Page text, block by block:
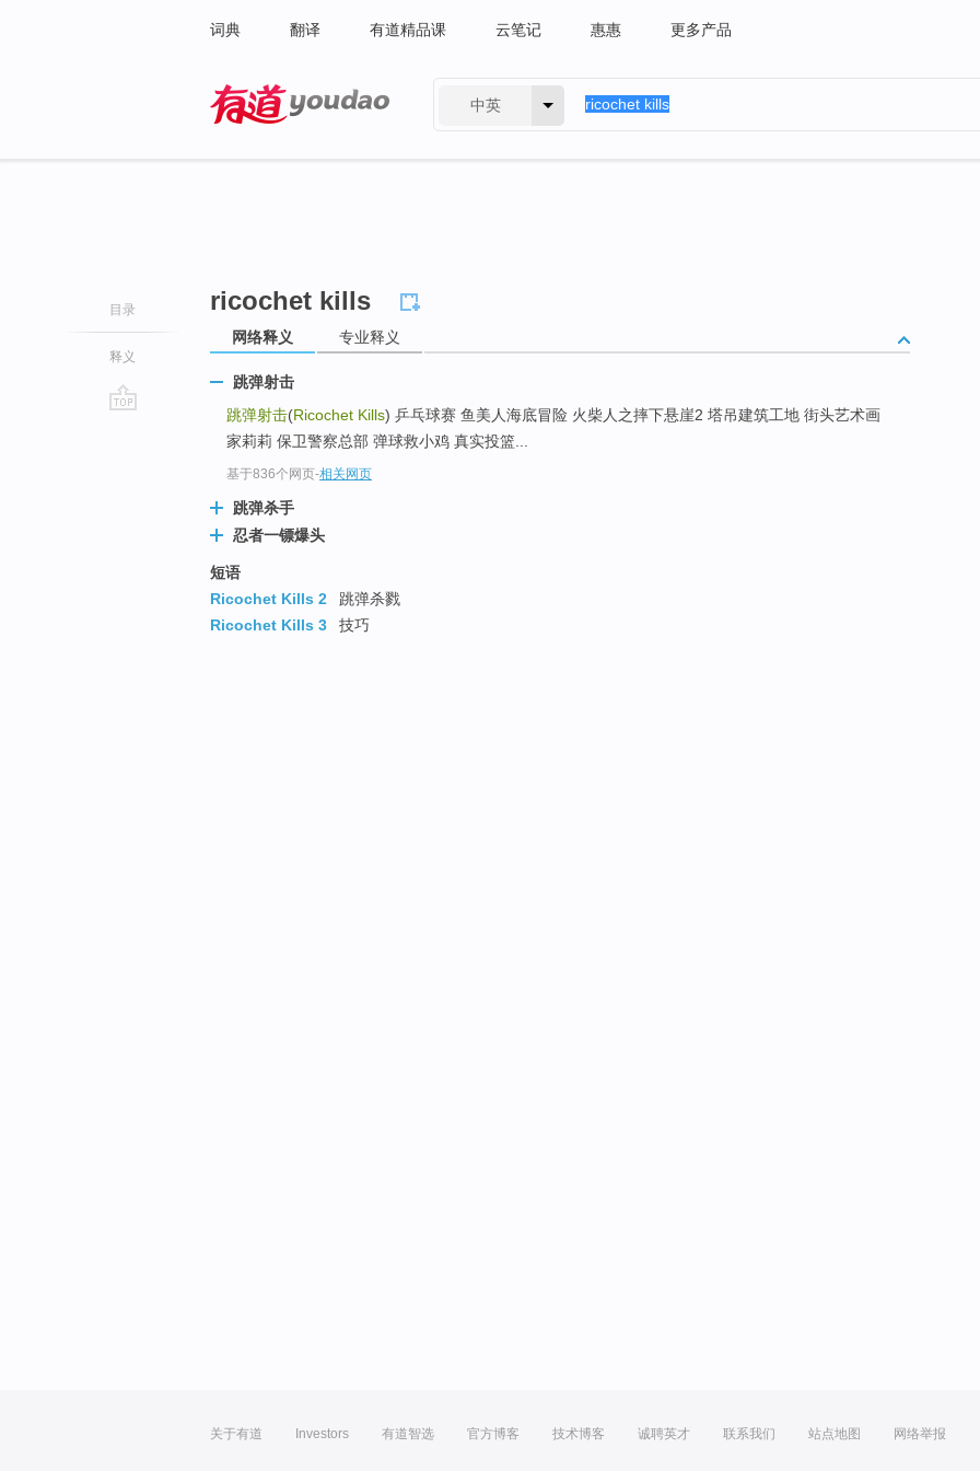
词典 翻译 有道精品课 云笔记 惠惠 更多产品
中英
目录
释义
ricochet kills
网络释义 专业释义
跳弹射击
跳弹射击(Ricochet Kills) 乒乓球赛 鱼美人海底冒险 火柴人之摔下悬崖2 塔吊建筑工地 街头艺术画
家莉莉 保卫警察总部 弹球救小鸡 真实投篮...
基于836个网页-相关网页
跳弹杀手
忍者一镖爆头
短语
Ricochet Kills 2
跳弹杀戮
Ricochet Kills 3
技巧
关于有道 Investors 有道智选 官方博客 技术博客 诚聘英才 联系我们 站点地图 网络举报